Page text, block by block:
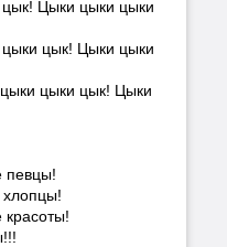
Цыки цыки цыки
цык! Цыки цыки
цыки цык! Цыки
певцы!
хлопцы!